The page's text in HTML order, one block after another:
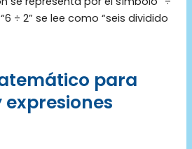
÷ 2” se lee como “seis dividido
para